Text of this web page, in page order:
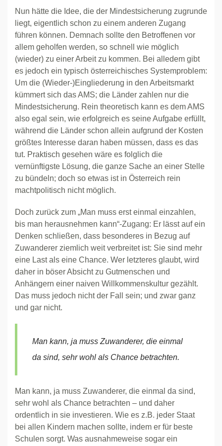
Nun hätte die Idee, die der Mindestsicherung zugrunde
liegt, eigentlich schon zu einem anderen Zugang
führen können. Demnach sollte den Betroffenen vor
allem geholfen werden, so schnell wie möglich
(wieder) zu einer Arbeit zu kommen. Bei alledem gibt
es jedoch ein typisch österreichisches Systemproblem:
Um die (Wieder-)Eingliederung in den Arbeitsmarkt
kümmert sich das AMS; die Länder zahlen nur die
Mindestsicherung. Rein theoretisch kann es dem AMS
also egal sein, wie erfolgreich es seine Aufgabe erfüllt,
während die Länder schon allein aufgrund der Kosten
größtes Interesse daran haben müssen, dass es das
tut. Praktisch gesehen wäre es folglich die
vernünftigste Lösung, die ganze Sache an einer Stelle
zu bündeln; doch so etwas ist in Österreich rein
machtpolitisch nicht möglich.
Doch zurück zum „Man muss erst einmal einzahlen,
bis man herausnehmen kann“-Zugang: Er lässt auf ein
Denken schließen, dass besonderes in Bezug auf
Zuwanderer ziemlich weit verbreitet ist: Sie sind mehr
eine Last als eine Chance. Wer letzteres glaubt, wird
daher in böser Absicht zu Gutmenschen und
Anhängern einer naiven Willkommenskultur gezählt.
Das muss jedoch nicht der Fall sein; und zwar ganz
und gar nicht.
Man kann, ja muss Zuwanderer, die einmal
da sind, sehr wohl als Chance betrachten.
Man kann, ja muss Zuwanderer, die einmal da sind,
sehr wohl als Chance betrachten – und daher
ordentlich in sie investieren. Wie es z.B. jeder Staat
bei allen Kindern machen sollte, indem er für beste
Schulen sorgt. Was ausnahmeweise sogar ein